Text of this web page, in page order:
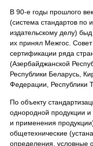
В 90-е годы прошлого
(система стандартов по
издательскому делу)
их принял Межгос.
сертификации ряда
(Азербайджанской
Республики Беларусь,
Федерации, Республики
По объекту
однородной продукции и
и применения
общетехнические
определения, условные